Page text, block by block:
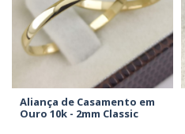
Aliança de Casamento em
Ouro 10k - 2mm Classic